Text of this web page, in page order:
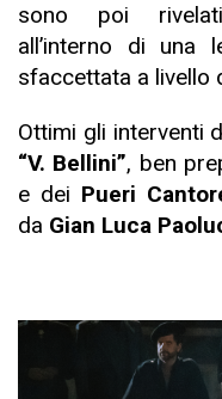
sono poi
all’interno di una
sfaccettata a livello
Ottimi gli interventi
“V. Bellini”, ben
e dei Pueri
da Gian Luca